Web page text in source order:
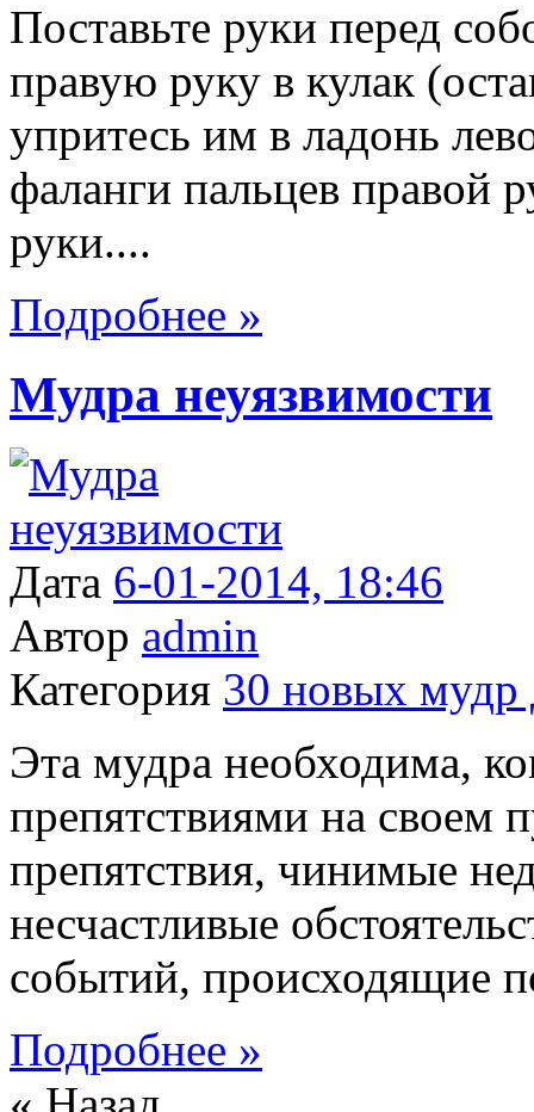
Поставьте руки перед
правую руку в кулак
упритесь им в ладонь
фаланги пальцев правой
руки....
Подробнее »
Мудра неуязвимости
Дата 6-01-2014, 18:46
Автор admin
Категория 30 новых мудр
Эта мудра необходима,
препятствиями на своем
препятствия, чинимые
несчастливые
событий, происходящие
Подробнее »